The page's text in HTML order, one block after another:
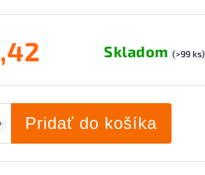
Skladom(>99 ks)
Pridať do košíka